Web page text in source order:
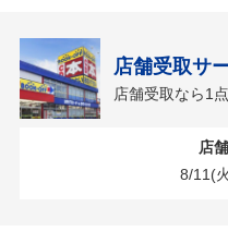
店舗受取サ
店舗受取なら1
店
8/11(